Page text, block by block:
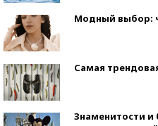
Модный выбор:
Самая
Знаменитости